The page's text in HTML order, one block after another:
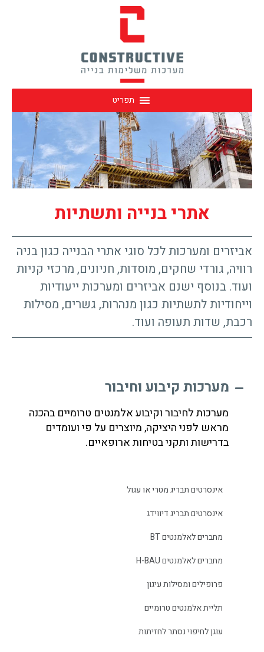
תפריט
אתרי בנייה ותשתיות
אביזרים ומערכות לכל סוגי אתרי הבנייה כגון בניה
רוויה, גורדי שחקים, מוסדות, חניונים, מרכזי קניות
ועוד. בנוסף ישנם אביזרים ומערכות ייעודיות
וייחודיות לתשתיות כגון מנהרות, גשרים, מסילות
רכבת, שדות תעופה ועוד.
מערכות קיבוע וחיבור
מערכות לחיבור וקיבוע אלמנטים טרומיים בהכנה
מראש לפני היציקה, מיוצרים על פי ועומדים
בדרישות ותקני בטיחות ארופאיים.
אינסרטים תבריג מטרי או עגול
אינסרטים תבריג דיווידג
מחברים לאלמנטים BT
מחברים לאלמנטים H-BAU
פרופילים ומסילות עיגון
תליית אלמנטים טרומיים
עוגן לחיפוי נסתר לחזיתות